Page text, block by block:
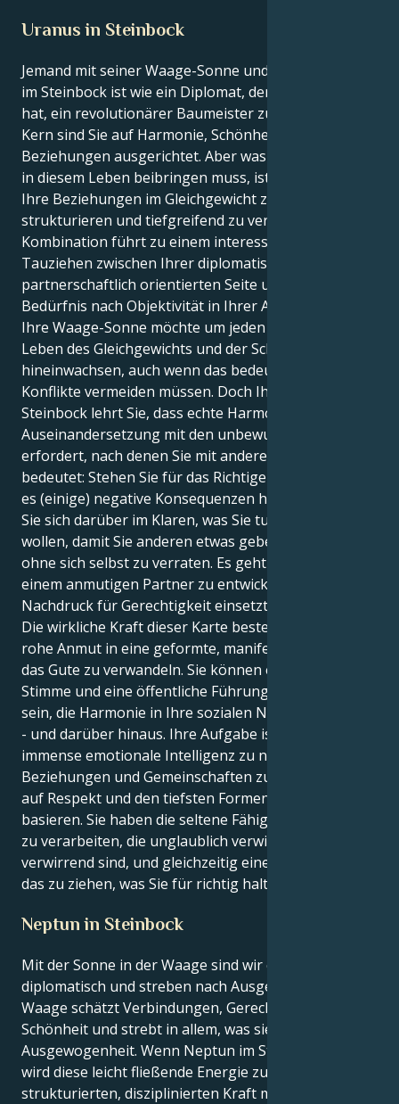
Uranus in Steinbock
Jemand mit seiner Waage-Sonne und einem Uranus
im Steinbock ist wie ein Diplomat, der die Aufgabe
hat, ein revolutionärer Baumeister zu werden. Im
Kern sind Sie auf Harmonie, Schönheit und friedliche
Beziehungen ausgerichtet. Aber was Uranus Ihnen
in diesem Leben beibringen muss, ist die Fähigkeit,
Ihre Beziehungen im Gleichgewicht zu halten, zu
strukturieren und tiefgreifend zu verändern. Diese
Kombination führt zu einem interessanten
Tauziehen zwischen Ihrer diplomatischen,
partnerschaftlich orientierten Seite und dem tiefen
Bedürfnis nach Objektivität in Ihrer Arbeit.
Ihre Waage-Sonne möchte um jeden Preis in ein
Leben des Gleichgewichts und der Schönheit
hineinwachsen, auch wenn das bedeutet, dass Sie
Konflikte vermeiden müssen. Doch Ihr Uranus im
Steinbock lehrt Sie, dass echte Harmonie die
Auseinandersetzung mit den unbewussten Mustern
erfordert, nach denen Sie mit anderen umgehen. Das
bedeutet: Stehen Sie für das Richtige ein, auch wenn
es (einige) negative Konsequenzen hat; und: Seien
Sie sich darüber im Klaren, was Sie tun und lassen
wollen, damit Sie anderen etwas geben können,
ohne sich selbst zu verraten. Es geht darum, sich zu
einem anmutigen Partner zu entwickeln, der sich mit
Nachdruck für Gerechtigkeit einsetzt.
Die wirkliche Kraft dieser Karte besteht darin, Ihre
rohe Anmut in eine geformte, manifeste Kraft für
das Gute zu verwandeln. Sie können eine starke
Stimme und eine öffentliche Führungspersönlichkeit
sein, die Harmonie in Ihre sozialen Netzwerke bringt
- und darüber hinaus. Ihre Aufgabe ist es, Ihre
immense emotionale Intelligenz zu nutzen und
Beziehungen und Gemeinschaften zu schaffen, die
auf Respekt und den tiefsten Formen des Vertrauens
basieren. Sie haben die seltene Fähigkeit, Emotionen
zu verarbeiten, die unglaublich verwirrend und
verwirrend sind, und gleichzeitig eine klare Linie für
das zu ziehen, was Sie für richtig halten.
Neptun in Steinbock
Mit der Sonne in der Waage sind wir charmant,
diplomatisch und streben nach Ausgeglichenheit. Die
Waage schätzt Verbindungen, Gerechtigkeit und
Schönheit und strebt in allem, was sie tut, nach
Ausgewogenheit. Wenn Neptun im Steinbock steht,
wird diese leicht fließende Energie zu einer
strukturierten, disziplinierten Kraft mit einem